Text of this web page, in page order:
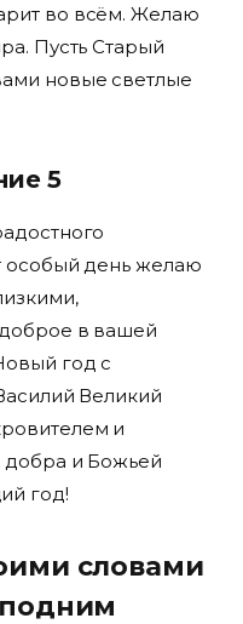
во всём. Желаю
Пусть Старый
новые светлые
5
особый день желаю
доброе в вашей
год с
Великий
и
добра и Божьей
год!
словами